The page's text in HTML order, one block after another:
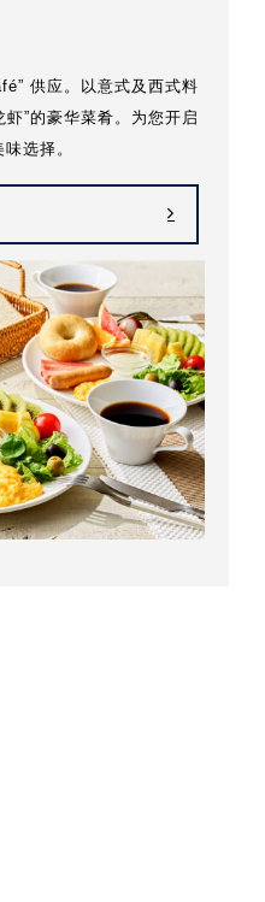
供应。以意式及西式料
虾”的豪华菜肴。为您开启
选择。